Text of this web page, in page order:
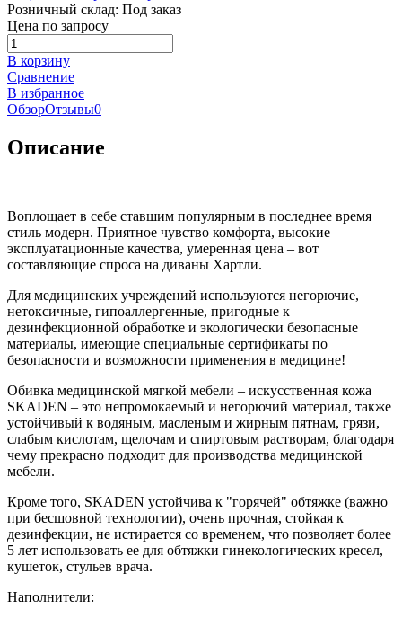
Розничный склад: Под заказ
Цена по запросу
В корзину
Сравнение
В избранное
ОбзорОтзывы0
Описание
Воплощает в себе ставшим популярным в последнее время
стиль модерн. Приятное чувство комфорта, высокие
эксплуатационные качества, умеренная цена – вот
составляющие спроса на диваны Хартли.
Для медицинских учреждений используются негорючие,
нетоксичные, гипоаллергенные, пригодные к
дезинфекционной обработке и экологически безопасные
материалы, имеющие специальные сертификаты по
безопасности и возможности применения в медицине!
Обивка медицинской мягкой мебели – искусственная кожа
SKADEN – это непромокаемый и негорючий материал, также
устойчивый к водяным, масленым и жирным пятнам, грязи,
слабым кислотам, щелочам и спиртовым растворам, благодаря
чему прекрасно подходит для производства медицинской
мебели.
Кроме того, SKADEN устойчива к "горячей" обтяжке (важно
при бесшовной технологии), очень прочная, стойкая к
дезинфекции, не истирается со временем, что позволяет более
5 лет использовать ее для обтяжки гинекологических кресел,
кушеток, стульев врача.
Наполнители: